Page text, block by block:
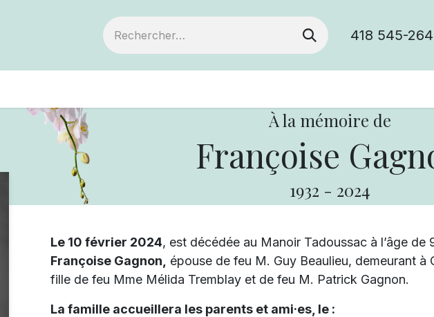
418 545-
À la mémoire de
Françoise
1932 - 2024
Le 10 février 2024, est décédée au Manoir Tadoussac à l’âge de
Françoise Gagnon,
épouse de feu M. Guy Beaulieu, demeurant à
fille de feu Mme Mélida Tremblay et de feu M. Patrick Gagnon.
La famille accueillera les parents et ami·es, le :